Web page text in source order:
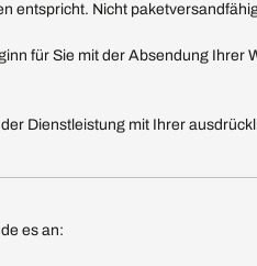
entspricht. Nicht
für Sie mit der Absendung Ihrer
Dienstleistung mit Ihrer
es an: